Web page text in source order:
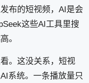
布的短视频，AI是会
这些AI工具里搜
。
。这没关系，短视
系统。一条播放量只